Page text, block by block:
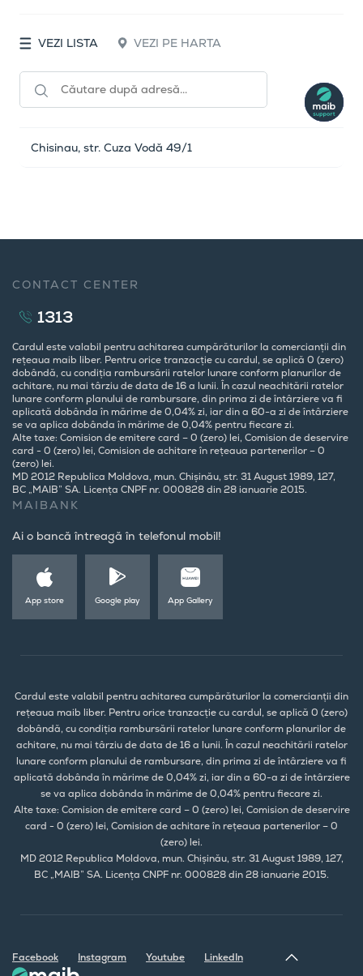
VEZI LISTA VEZI PE HARTA
Chisinau, str. Cuza Vodă 49/1
CONTACT CENTER
1313
Cardul este valabil pentru achitarea cumpărăturilor la comercianții din
rețeaua maib liber. Pentru orice tranzacție cu cardul, se aplică 0 (zero)
dobândă, cu condiția rambursării ratelor lunare conform planurilor de
achitare, nu mai târziu de data de 16 a lunii. În cazul neachitării ratelor
lunare conform planului de rambursare, din prima zi de întârziere va fi
aplicată dobânda în mărime de 0,04% zi, iar din a 60-a zi de întârziere
se va aplica dobânda în mărime de 0,04% pentru fiecare zi.
Alte taxe: Comision de emitere card – 0 (zero) lei, Comision de deservire
card - 0 (zero) lei, Comision de achitare în rețeaua partenerilor – 0
(zero) lei.
MD 2012 Republica Moldova, mun. Chișinău, str. 31 August 1989, 127,
BC „MAIB” SA. Licența CNPF nr. 000828 din 28 ianuarie 2015.
MAIBANK
Ai o bancă întreagă în telefonul mobil!
App store Google play App Gallery
Cardul este valabil pentru achitarea cumpărăturilor la comercianții din
rețeaua maib liber. Pentru orice tranzacție cu cardul, se aplică 0 (zero)
dobândă, cu condiția rambursării ratelor lunare conform planurilor de
achitare, nu mai târziu de data de 16 a lunii. În cazul neachitării ratelor
lunare conform planului de rambursare, din prima zi de întârziere va fi
aplicată dobânda în mărime de 0,04% zi, iar din a 60-a zi de întârziere
se va aplica dobânda în mărime de 0,04% pentru fiecare zi.
Alte taxe: Comision de emitere card – 0 (zero) lei, Comision de deservire
card - 0 (zero) lei, Comision de achitare în rețeaua partenerilor – 0
(zero) lei.
MD 2012 Republica Moldova, mun. Chișinău, str. 31 August 1989, 127,
BC „MAIB” SA. Licența CNPF nr. 000828 din 28 ianuarie 2015.
Facebook Instagram Youtube LinkedIn